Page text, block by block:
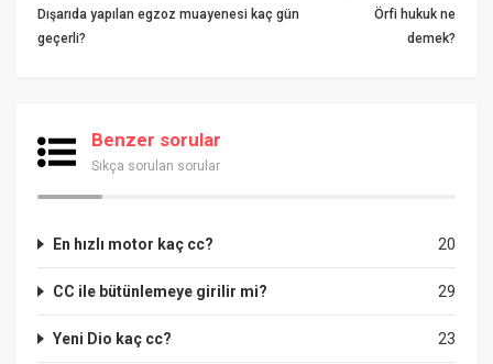
Dışarıda yapılan egzoz muayenesi kaç gün
geçerli?
Örfi hukuk ne
demek?
Benzer sorular
Sıkça sorulan sorular
20
En hızlı motor kaç cc?
29
CC ile bütünlemeye girilir mi?
23
Yeni Dio kaç cc?